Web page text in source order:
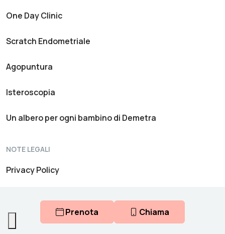
One Day Clinic
Scratch Endometriale
Agopuntura
Isteroscopia
Un albero per ogni bambino di Demetra
NOTE LEGALI
Privacy Policy
Prenota
Chiama